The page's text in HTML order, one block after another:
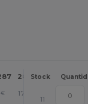
288 + Mais
Stock
€ 17.35
11